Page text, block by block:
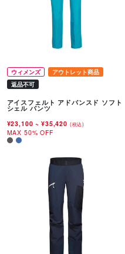
ウィメンズ
アウトレット商品
返品不可
アイスフェルト アドバンスド ソフト
シェル パンツ
¥23,100~ ¥35,420 (税込)
MAX 50% OFF